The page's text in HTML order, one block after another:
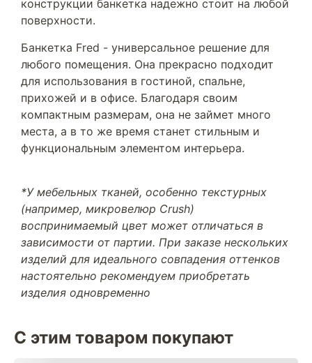
конструкции банкетка надежно стоит на любой
поверхности.
Банкетка Fred - универсальное решение для
любого помещения. Она прекрасно подходит
для использования в гостиной, спальне,
прихожей и в офисе. Благодаря своим
компактным размерам, она не займет много
места, а в то же время станет стильным и
функциональным элементом интерьера.
*У мебельных тканей, особенно текстурных
(например, микровелюр Crush)
воспринимаемый цвет может отличаться в
зависимости от партии. При заказе нескольких
изделий для идеального совпадения оттенков
настоятельно рекомендуем приобретать
изделия одновременно
С этим товаром покупают